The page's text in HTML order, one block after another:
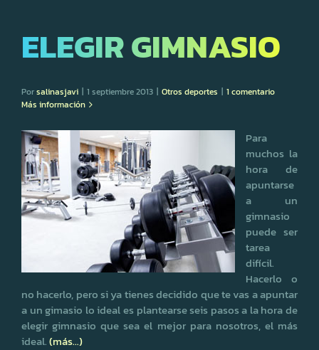
ELEGIR GIMNASIO
Porsalinasjavi | 1 septiembre 2013 | Otros deportes | 1 comentario
Más información
Para
muchos la
hora de
apuntarse
a un
gimnasio
puede ser
tarea
difícil.
Hacerlo o
no hacerlo, pero si ya tienes decidido que te vas a apuntar
a un gimasio lo ideal es plantearse seis pasos a la hora de
elegir gimnasio que sea el mejor para nosotros, el más
ideal.(más…)